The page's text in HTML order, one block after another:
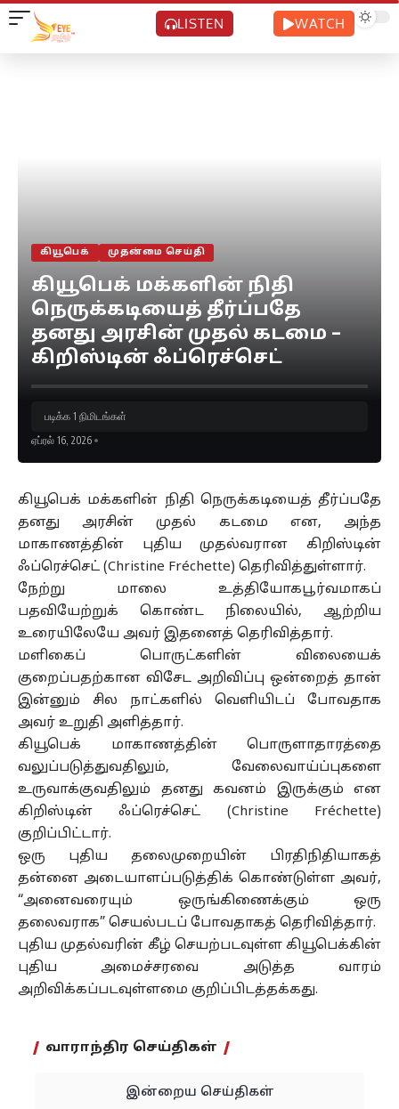
LISTEN WATCH
கியூபெக் முதன்மை செய்தி
கியூபெக் மக்களின் நிதி
நெருக்கடியைத் தீர்ப்பதே
தனது அரசின் முதல் கடமை –
கிறிஸ்டின் ஃப்ரெச்செட்
ஏப்ரல் 16, 2026
படிக்க 1 நிமிடங்கள்
கியூபெக் மக்களின் நிதி நெருக்கடியைத் தீர்ப்பதே
தனது அரசின் முதல் கடமை என, அந்த
மாகாணத்தின் புதிய முதல்வரான கிறிஸ்டின்
ஃப்ரெச்செட் (Christine Fréchette) தெரிவித்துள்ளார்.
நேற்று மாலை உத்தியோகபூர்வமாகப்
பதவியேற்றுக் கொண்ட நிலையில், ஆற்றிய
உரையிலேயே அவர் இதனைத் தெரிவித்தார்.
மளிகைப் பொருட்களின் விலையைக்
குறைப்பதற்கான விசேட அறிவிப்பு ஒன்றைத் தான்
இன்னும் சில நாட்களில் வெளியிடப் போவதாக
அவர் உறுதி அளித்தார்.
கியூபெக் மாகாணத்தின் பொருளாதாரத்தை
வலுப்படுத்துவதிலும், வேலைவாய்ப்புகளை
உருவாக்குவதிலும் தனது கவனம் இருக்கும் என
கிறிஸ்டின் ஃப்ரெச்செட் (Christine Fréchette)
குறிப்பிட்டார்.
ஒரு புதிய தலைமுறையின் பிரதிநிதியாகத்
தன்னை அடையாளப்படுத்திக் கொண்டுள்ள அவர்,
“அனைவரையும் ஒருங்கிணைக்கும் ஒரு
தலைவராக” செயல்படப் போவதாகத் தெரிவித்தார்.
புதிய முதல்வரின் கீழ் செயற்படவுள்ள கியூபெக்கின்
புதிய அமைச்சரவை அடுத்த வாரம்
அறிவிக்கப்படவுள்ளமை குறிப்பிடத்தக்கது.
வாராந்திர செய்திகள்
இன்றைய செய்திகள்